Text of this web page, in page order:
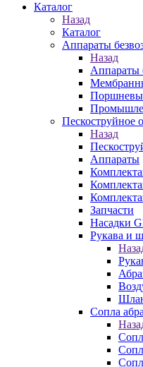
Каталог
Назад
Каталог
Аппараты
Назад
Аппараты
Пескоструйное
Назад
Аппараты
Запчасти
Насадки
Рукава и
Сопла